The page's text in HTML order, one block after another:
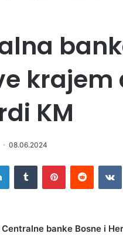
krajem
KM
08.06.2024
banke Bosne i